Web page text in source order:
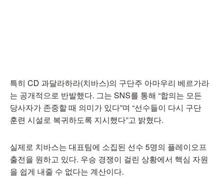
특히 CD 과달라하라(치바스)의 구단주 아마우리 베르가라
는 공개적으로 반발했다. 그는 SNS를 통해 “합의는 모든
당사자가 존중할 때 의미가 있다”며 “선수들이 다시 구단
훈련 시설로 복귀하도록 지시했다”고 밝혔다.
실제로 치바스는 대표팀에 소집된 선수 5명의 플레이오프
출전을 원하고 있다. 우승 경쟁이 걸린 상황에서 핵심 자원
을 쉽게 내줄 수 없다는 계산이다.